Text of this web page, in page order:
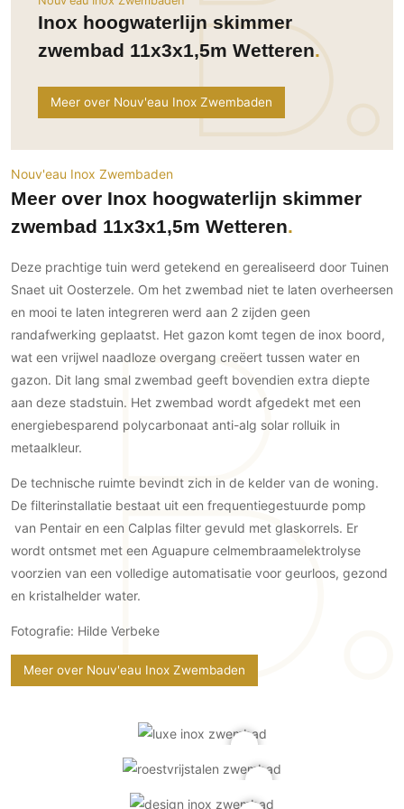
Woondecoratie
Inrichting
Roomdividers
Verlichting
Haarden
Trappen
Keuken
Keukens
Keukenapparatuur
Keukenbladen
Keukenaccessoires
Keukenkranen
Ramen en deuren
Binnendeuren
Aluminium deuren
Houten deuren
Stalen deuren
Systeemwanden
Raambeslag
Beton Ciré vloeren
Ramen
Deursystemen
Glazen wandsystemen
Zonwering
Buitenshutters
Overig
Autolift
3D visualisaties
Gevel
Gevelbekleding
Gevelstenen
Stucwerk
Schilderwerk buiten
Tuinmeubelen
Tuinverlichting
Omheining
Buitenvloeren
Houten buitenvloeren
Natuursteen en keramiek
buitenvloeren
Vlonders
Zonwering
Zonwering buiten
Kinderkamer
Serre/Veranda
Toilet
Werkkamer
Wijnkelder
Woonkamer
Buitenkijken
Bijgebouw / Poolhouse
Villa
Zwembad
Zakelijk
Kantoor
Inox hoogwaterlijn skimmer
zwembad 11x3x1,5m Wetteren
Meer over Nouv'eau Inox Zwembaden
Nouv'eau Inox Zwembaden
Meer over Inox hoogwaterlijn skimmer
zwembad 11x3x1,5m Wetteren
Deze prachtige tuin werd getekend en gerealiseerd door Tuinen
Snaet uit Oosterzele. Om het zwembad niet te laten overheersen
en mooi te laten integreren werd aan 2 zijden geen
randafwerking geplaatst. Het gazon komt tegen de inox boord,
wat een vrijwel naadloze overgang creëert tussen water en
gazon. Dit lang smal zwembad geeft bovendien extra diepte
aan deze stadstuin. Het zwembad wordt afgedekt met een
energiebesparend polycarbonaat anti-alg solar rolluik in
metaalkleur.
De technische ruimte bevindt zich in de kelder van de woning.
De filterinstallatie bestaat uit een frequentiegestuurde pomp
van Pentair en een Calplas filter gevuld met glaskorrels. Er
wordt ontsmet met een Aguapure celmembraamelektrolyse
voorzien van een volledige automatisatie voor geurloos, gezond
en kristalhelder water.
Fotografie: Hilde Verbeke
Meer over Nouv'eau Inox Zwembaden